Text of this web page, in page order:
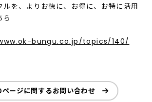
を、よりお徳に、お得に、お特に活用
ら
bungu.co.jp/topics/140/
ページに関するお問い合わせ